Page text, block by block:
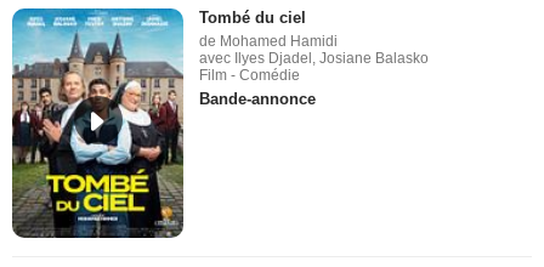
Tombé du ciel
de Mohamed Hamidi
avec Ilyes Djadel, Josiane Balasko
Film - Comédie
Bande-annonce